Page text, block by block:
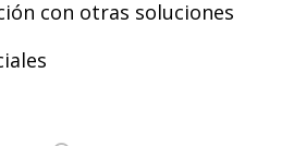
con otras soluciones